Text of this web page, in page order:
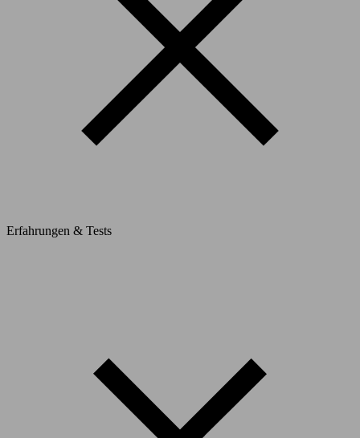
Erfahrungen & Tests